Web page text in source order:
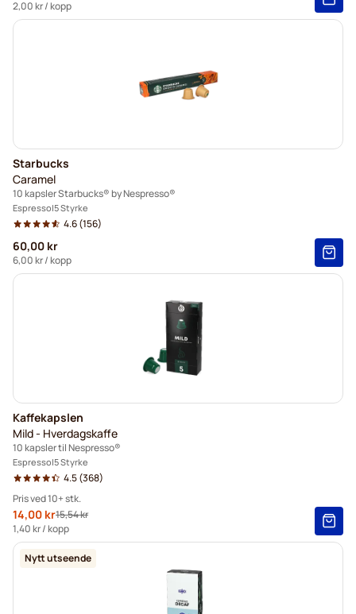
2,00 kr/ kopp
Starbucks
Caramel
10 kapsler Starbucks® by Nespresso®
Espresso 5 Styrke
4.6(156)
60,00 kr
6,00 kr/ kopp
Kaffekapslen
Mild - Hverdagskaffe
10 kapsler til Nespresso®
Espresso 5 Styrke
4.5(368)
Pris ved 10+ stk.
Spesialpris
14,00 krVanlig pris
15,54 kr
1,40 kr/ kopp
kr 15,54
Nytt utseende